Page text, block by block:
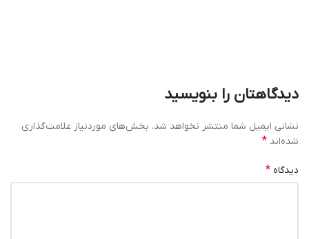
دیدگاهتان را بنویسید
نشانی ایمیل شما منتشر نخواهد شد. بخش‌های موردنیاز علامت‌گذاری
شده‌اند *
دیدگاه *